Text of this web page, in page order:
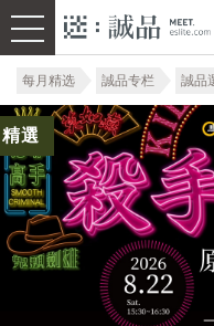
每月精选 誠品专栏 誠品
精選